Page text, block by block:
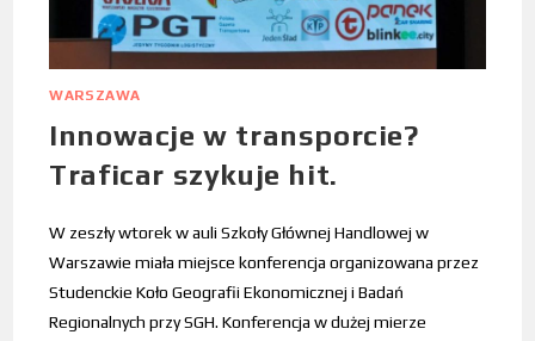
WARSZAWA
Innowacje w transporcie?
Traficar szykuje hit.
W zeszły wtorek w auli Szkoły Głównej Handlowej w
Warszawie miała miejsce konferencja organizowana przez
Studenckie Koło Geografii Ekonomicznej i Badań
Regionalnych przy SGH. Konferencja w dużej mierze